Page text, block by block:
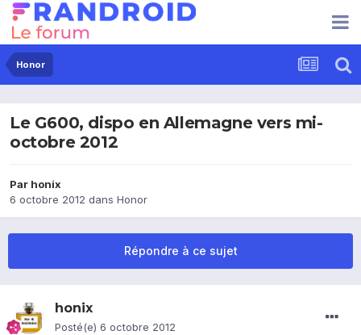
Honor
Le G600, dispo en Allemagne vers mi-
octobre 2012
Par honix
6 octobre 2012 dans Honor
Répondre à ce sujet
honix
Posté(e) 6 octobre 2012